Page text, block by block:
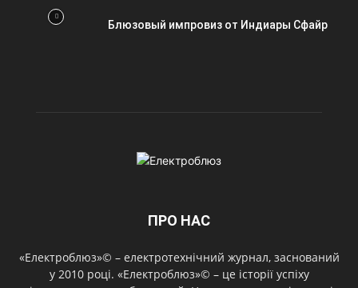
Блюзовый импровиз от Индиары Сфайр
ПРО НАС
«Електроблюз»© – електротехнічний журнал, заснований
у 2010 році. «Електроблюз»© – це історії успіху